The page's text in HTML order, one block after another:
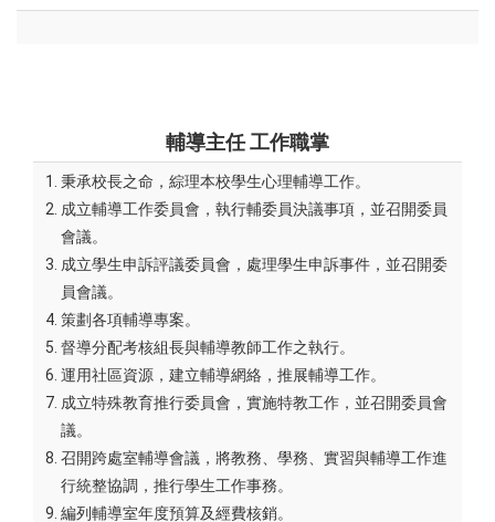
輔導主任工作職掌
秉承校長之命，綜理本校學生心理輔導工作。
成立輔導工作委員會，執行輔委員決議事項，並召開委員
會議。
成立學生申訴評議委員會，處理學生申訴事件，並召開委
員會議。
策劃各項輔導專案。
督導分配考核組長與輔導教師工作之執行。
運用社區資源，建立輔導網絡，推展輔導工作。
成立特殊教育推行委員會，實施特教工作，並召開委員會
議。
召開跨處室輔導會議，將教務、學務、實習與輔導工作進
行統整協調，推行學生工作事務。
編列輔導室年度預算及經費核銷。